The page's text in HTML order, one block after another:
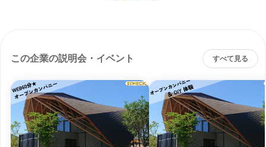
この企業の説明会・イベント すべて見る